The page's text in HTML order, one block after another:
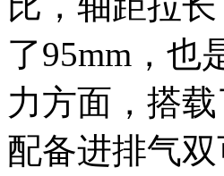
了95mm，也
力方面，搭
配备进排气